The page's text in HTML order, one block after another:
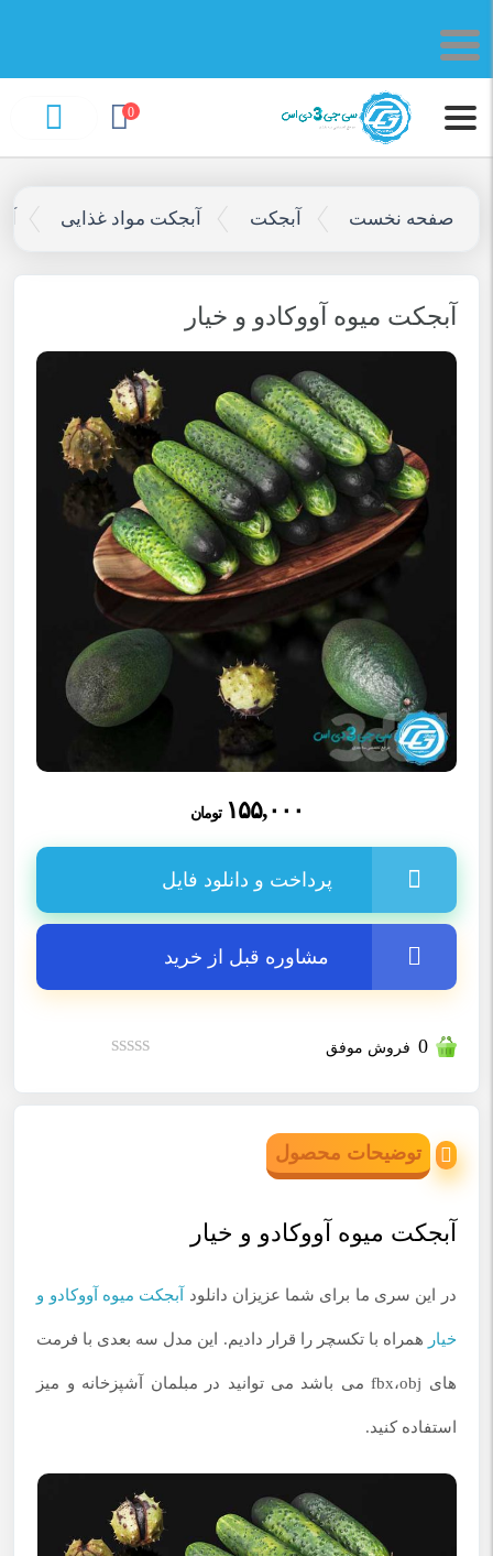
0
صفحه نخست آبجکت آبجکت مواد غذایی
آبجکت میوه آووکادو و خیار
۱۵۵,۰۰۰ تومان
پرداخت و دانلود فایل
مشاوره قبل از خرید
0 فروش موفق
0
توضیحات محصول
آبجکت میوه آووکادو و خیار
در این سری ما برای شما عزیزان دانلود آبجکت میوه آووکادو و
خیار همراه با تکسچر را قرار دادیم. این مدل سه بعدی با فرمت
های fbx،obj می باشد می توانید در مبلمان آشپزخانه و میز
استفاده کنید.